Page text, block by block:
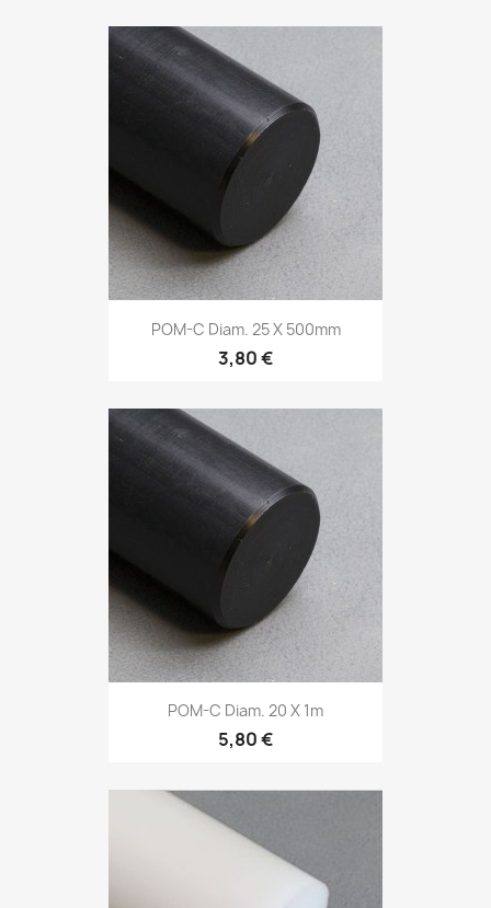
POM-C Diam. 25 X 500mm
3,80 €
POM-C Diam. 20 X 1m
5,80 €